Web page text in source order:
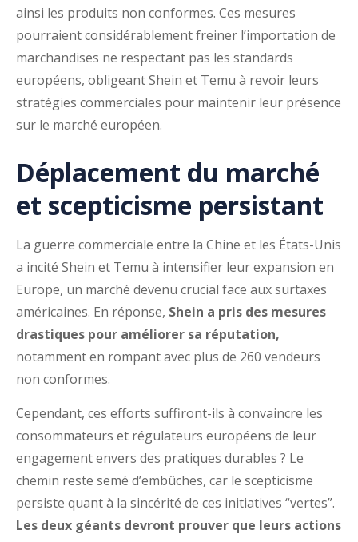
ainsi les produits non conformes. Ces mesures
pourraient considérablement freiner l’importation de
marchandises ne respectant pas les standards
européens, obligeant Shein et Temu à revoir leurs
stratégies commerciales pour maintenir leur présence
sur le marché européen.
Déplacement du marché
et scepticisme persistant
La guerre commerciale entre la Chine et les États-Unis
a incité Shein et Temu à intensifier leur expansion en
Europe, un marché devenu crucial face aux surtaxes
américaines. En réponse, Shein a pris des mesures
drastiques pour améliorer sa réputation,
notamment en rompant avec plus de 260 vendeurs
non conformes.
Cependant, ces efforts suffiront-ils à convaincre les
consommateurs et régulateurs européens de leur
engagement envers des pratiques durables ? Le
chemin reste semé d’embûches, car le scepticisme
persiste quant à la sincérité de ces initiatives “vertes”.
Les deux géants devront prouver que leurs actions